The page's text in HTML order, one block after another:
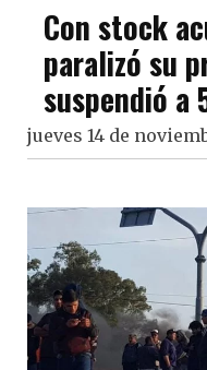
Con stock
paralizó su
suspendió a
jueves 14 de